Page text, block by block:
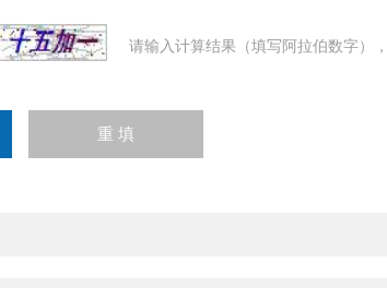
请输入计算结果（填写阿拉伯数字）